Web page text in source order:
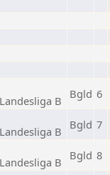
B
Bgld 6
B
Bgld 7
B
Bgld 8